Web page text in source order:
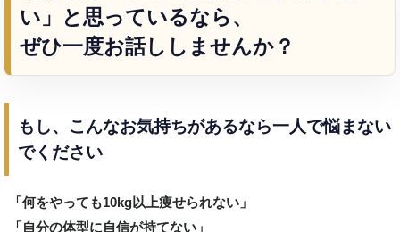
い」と思っているなら、
ぜひ一度お話ししませんか？
もし、こんなお気持ちがあるなら一人で悩まない
でください
「何をやっても10kg以上痩せられない」
「自分の体型に自信が持てない」